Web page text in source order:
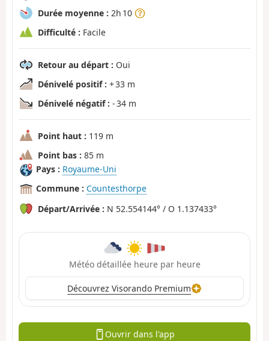
Durée moyenne : 2h 10
Difficulté : Facile
Retour au départ : Oui
Dénivelé positif : + 33 m
Dénivelé négatif : - 34 m
Point haut : 119 m
Point bas : 85 m
Pays : Royaume-Uni
Commune : Countesthorpe
Départ/Arrivée : N 52.554144° / O 1.137433°
Météo détaillée heure par heure
Découvrez Visorando Premium
Ouvrir dans l'app